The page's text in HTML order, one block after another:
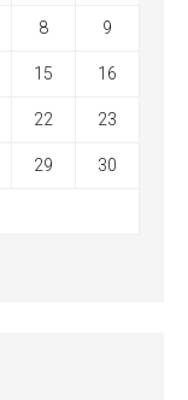
8 9
15 16
22 23
29 30